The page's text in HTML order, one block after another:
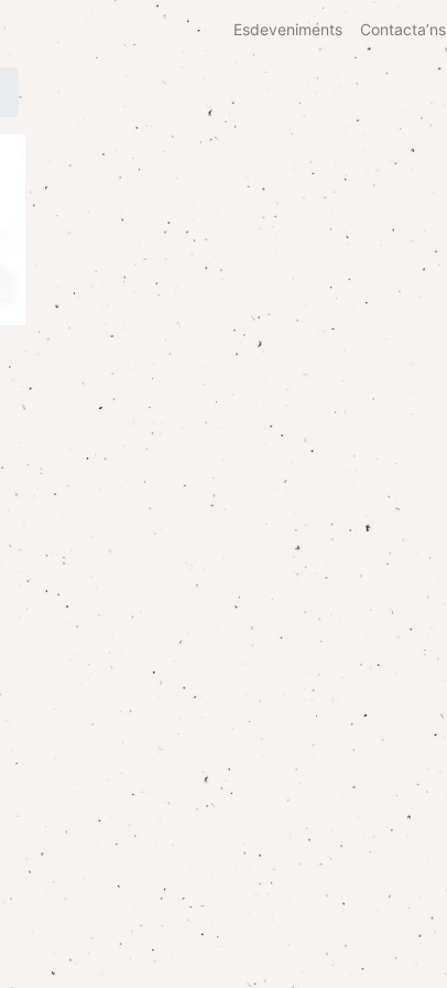
Esdeveniments Contacta’ns